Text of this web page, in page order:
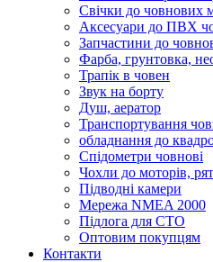
Cвічки до човнових
Аксесуари до ПВХ
Запчастини до
Фарба, грунтовка,
Трапік в човен
Звук на борту
Душ, аератор
Транспортування
обладнання до
Спідометри човнові
Чохли до моторів,
Підводні камери
Мережа NMEA 2000
Підлога для СТО
Оптовим покупцям
Контакти